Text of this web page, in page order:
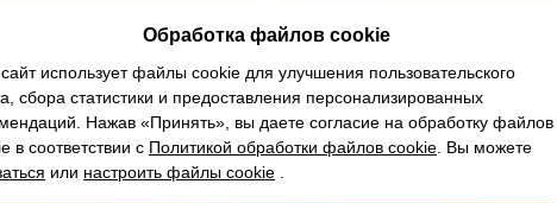
стеклоочистителя
Замен
форсунок
Обработка файлов cookie
использует файлы cookie для улучшения пользовательского
сбора статистики и предоставления персонализированных
Нажав «Принять», вы даете согласие на обработку файлов
в соответствии с Политикой обработки файлов cookie . Вы можете
или настроить файлы cookie